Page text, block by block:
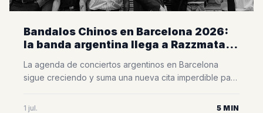
Bandalos Chinos en Barcelona 2026:
la banda argentina llega a Razzmatazz
La agenda de conciertos argentinos en Barcelona
sigue creciendo y suma una nueva cita imperdible para
bandas más importantes de la escena indie
1 jul. 5 MIN